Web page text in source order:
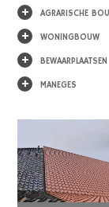
+ AGRARISCHE
+ WONINGBOUW
+ BEWAARPLAATSEN
+ MANEGES